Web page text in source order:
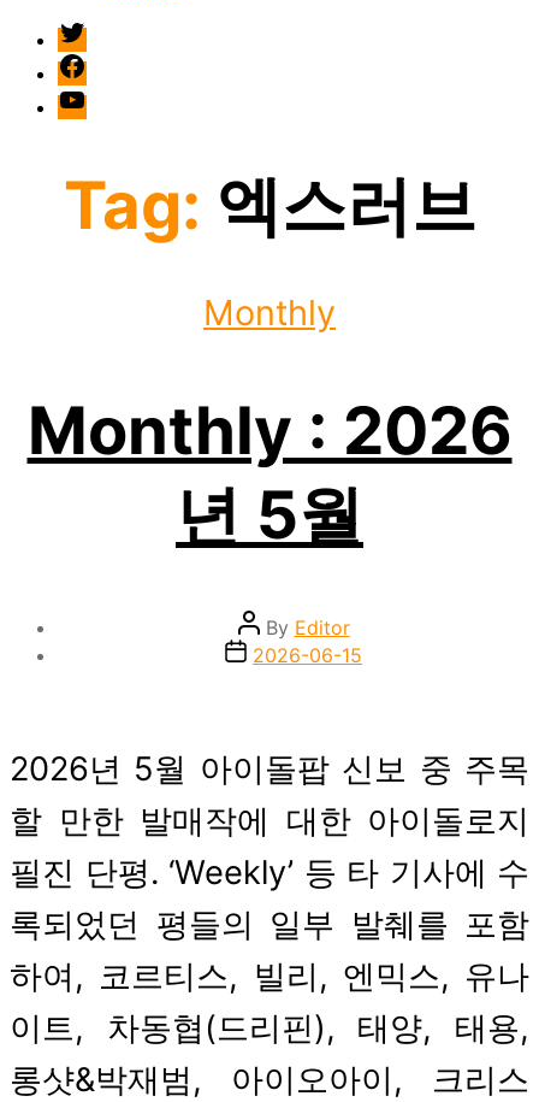
twitter
facebook
Youtube
Tag: 엑스러브
Categories
Monthly
Monthly : 2026
년 5월
Post
author
By Editor
Post2026-06-15
2026년 5월 아이돌팝 신보 중 주목
할 만한 발매작에 대한 아이돌로지
필진 단평. ‘Weekly’ 등 타 기사에 수
록되었던 평들의 일부 발췌를 포함
하여, 코르티스, 빌리, 엔믹스, 유나
이트, 차동협(드리핀), 태양, 태용,
롱샷&박재범, 아이오아이, 크리스